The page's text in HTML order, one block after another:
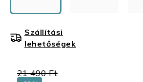
21 490 Ft
Szállítási
lehetőségek